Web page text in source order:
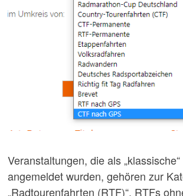
Veranstaltungen, die als
angemeldet wurden, gehören zur
„Radtourenfahrten (RTF)“. RTFs